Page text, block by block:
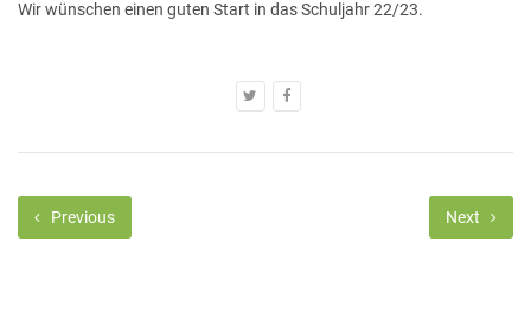
Wir wünschen einen guten Start in das Schuljahr 22/23.
Previous Next